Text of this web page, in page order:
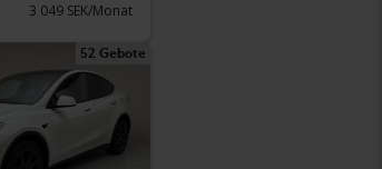
3 049 SEK/Monat
52 Gebote